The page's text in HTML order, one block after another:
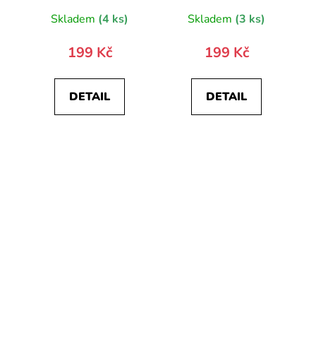
Skladem (4 ks)
199 Kč
DETAIL
Skladem (3 ks)
199 Kč
DETAIL